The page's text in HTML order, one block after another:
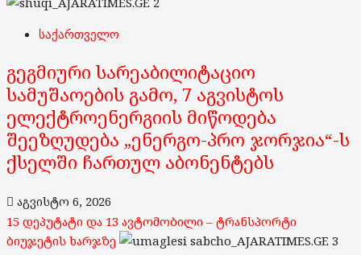
საქართველო
გეგმიური სარეაბილიტაციო
სამუშაოების გამო, 7 აგვისტოს
ელექტროენერგიის მიწოდება
შეეზღუდება „ენერგო-პრო ჯორჯია“-ს
ქსელში ჩართულ აბონენტებს
აგვისტო 6, 2026
15 დეპუტატი და 13 ავტომობილი – ტრანსპორტი
ბიუჯეტის ხარჯზე
3